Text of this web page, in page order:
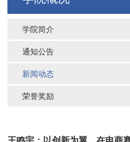
学院简介
通知公告
新闻动态
荣誉奖励